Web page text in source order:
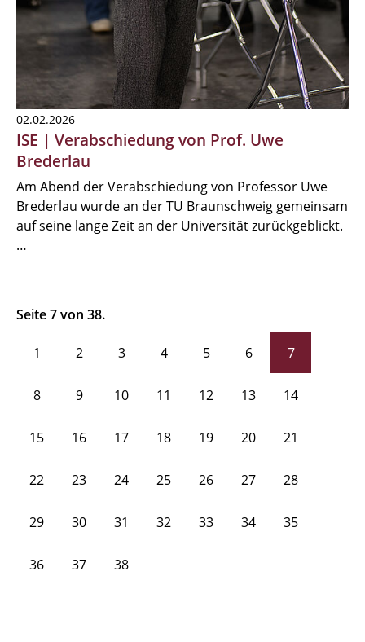
02.02.2026
ISE | Verabschiedung von Prof. Uwe
Brederlau
Am Abend der Verabschiedung von Professor Uwe
Brederlau wurde an der TU Braunschweig gemeinsam
auf seine lange Zeit an der Universität zurückgeblickt.
…
Seite 7 von 38.
1 2 3 4 5 6 7
8 9 10 11 12 13 14
15 16 17 18 19 20 21
22 23 24 25 26 27 28
29 30 31 32 33 34 35
36 37 38